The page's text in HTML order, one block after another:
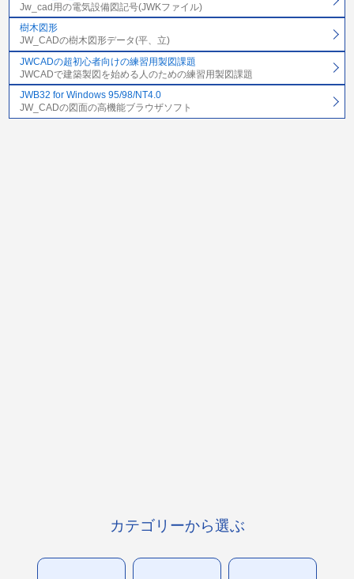
Jw_cad用の電気設備図記号(JWKファイル)
樹木図形
JW_CADの樹木図形データ(平、立)
JWCADの超初心者向けの練習用製図課題
JWCADで建築製図を始める人のための練習用製図課題
JWB32 for Windows 95/98/NT4.0
JW_CADの図面の高機能ブラウザソフト
カテゴリーから選ぶ